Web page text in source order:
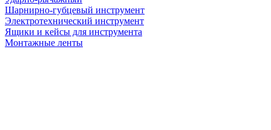
Шарнирно-губцевый инструмент
Электротехнический инструмент
Ящики и кейсы для инструмента
Монтажные ленты